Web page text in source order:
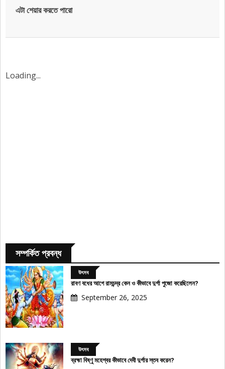
এটা শেয়ার করতে পারো
Loading...
সম্পর্কিত প্রবন্ধ
উৎসব
রাবণ বধের আগে রামচন্দ্র কেন ও কীভাবে দুর্গা পুজো করেছিলেন?
September 26, 2025
উৎসব
ব্রহ্মা বিষ্ণু মহেশ্বর কীভাবে দেবী দুর্গার স্তব করেন?